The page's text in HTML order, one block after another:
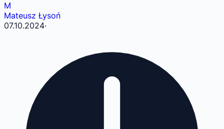
M
Mateusz Łysoń
07.10.2024·